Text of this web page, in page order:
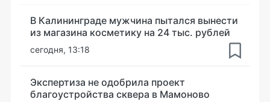
В Калининграде мужчина пытался вынести
из магазина косметику на 24 тыс. рублей
сегодня, 13:18
Экспертиза не одобрила проект
благоустройства сквера в Мамоново